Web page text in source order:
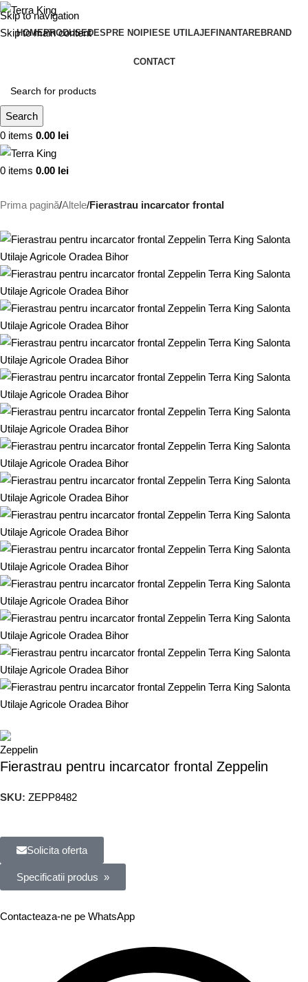
Skip to navigation
Skip to main content
HOMEPRODUSEDESPRE NOIPIESE UTILAJEFINANTAREBRAND
CONTACT
Search
0 items 0.00 lei
0 items 0.00 lei
Prima pagină Altele Fierastrau incarcator frontal
Fierastrau pentru incarcator frontal Zeppelin
SKU: ZEPP8482
Solicita oferta
Specificatii produs »
Contacteaza-ne pe WhatsApp